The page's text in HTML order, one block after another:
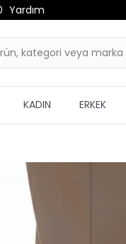
Yardım
KADIN ERKEK